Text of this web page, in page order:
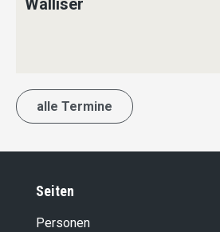
Walliser
alle Termine
Seiten
Personen